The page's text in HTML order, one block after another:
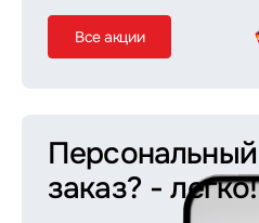
Все акции
Персональный
заказ? - легко!